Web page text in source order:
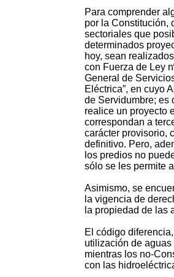
Para comprender
por la Constitución,
sectoriales que
determinados
hoy, sean
con Fuerza de Ley
General de
Eléctrica”, en cuyo
de Servidumbre; es
realice un proyecto
correspondan a
carácter provisorio,
definitivo. Pero,
los predios no
sólo se les permite
Asimismo, se
la vigencia de
la propiedad de las
El código
utilización de
mientras los no-
con las